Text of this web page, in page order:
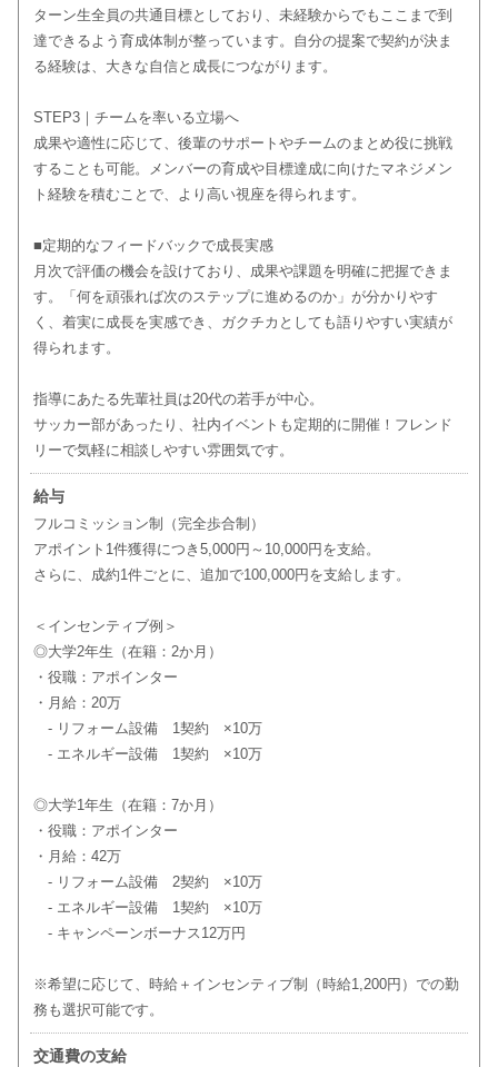
ターン生全員の共通目標としており、未経験からでもここまで到
達できるよう育成体制が整っています。自分の提案で契約が決ま
る経験は、大きな自信と成長につながります。
STEP3｜チームを率いる立場へ
成果や適性に応じて、後輩のサポートやチームのまとめ役に挑戦
することも可能。メンバーの育成や目標達成に向けたマネジメン
ト経験を積むことで、より高い視座を得られます。
■定期的なフィードバックで成長実感
月次で評価の機会を設けており、成果や課題を明確に把握できま
す。「何を頑張れば次のステップに進めるのか」が分かりやす
く、着実に成長を実感でき、ガクチカとしても語りやすい実績が
得られます。
指導にあたる先輩社員は20代の若手が中心。
サッカー部があったり、社内イベントも定期的に開催！フレンド
リーで気軽に相談しやすい雰囲気です。
給与
フルコミッション制（完全歩合制）
アポイント1件獲得につき5,000円～10,000円を支給。
さらに、成約1件ごとに、追加で100,000円を支給します。
＜インセンティブ例＞
◎大学2年生（在籍：2か月）
・役職：アポインター
・月給：20万
- リフォーム設備 1契約 ×10万
- エネルギー設備 1契約 ×10万
◎大学1年生（在籍：7か月）
・役職：アポインター
・月給：42万
- リフォーム設備 2契約 ×10万
- エネルギー設備 1契約 ×10万
- キャンペーンボーナス12万円
※希望に応じて、時給＋インセンティブ制（時給1,200円）での勤
務も選択可能です。
交通費の支給